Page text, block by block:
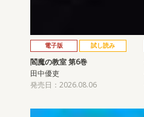
電子版 試し読み
閻魔の教室 第6巻
田中優吏
発売日：2026.08.06